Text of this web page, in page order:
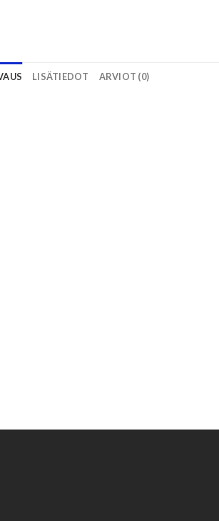
LISÄTIEDOT ARVIOT (0)